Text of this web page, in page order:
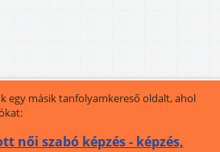
egy másik tanfolyamkereső oldalt, ahol
női szabó képzés - képzés,